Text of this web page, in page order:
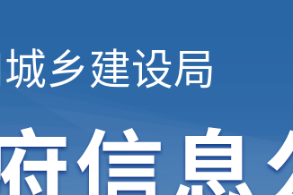
乡建设局